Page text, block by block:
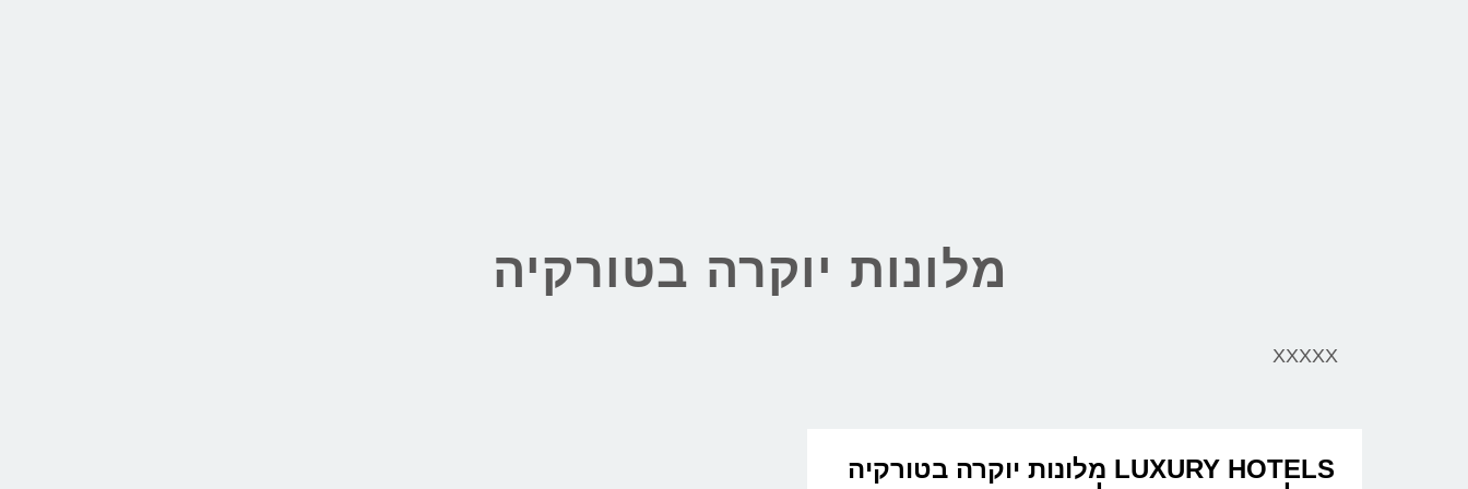
מלונות יוקרה בטורקיה
XXXXX
LUXURY HOTELS מלונות יוקרה בטורקיה